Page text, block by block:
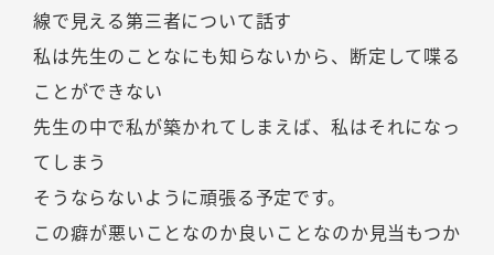
線で見える第三者について話す
私は先生のことなにも知らないから、断定して喋る
ことができない
先生の中で私が築かれてしまえば、私はそれになっ
てしまう
そうならないように頑張る予定です。
この癖が悪いことなのか良いことなのか見当もつか